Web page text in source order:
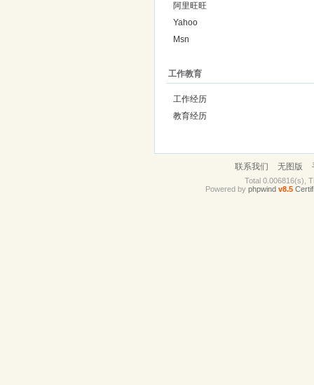
阿里旺旺
Yahoo
Msn
工作教育
工作经历
教育经历
联系我们 无图版
Total 0.006816(s),
Powered by phpwind v8.5